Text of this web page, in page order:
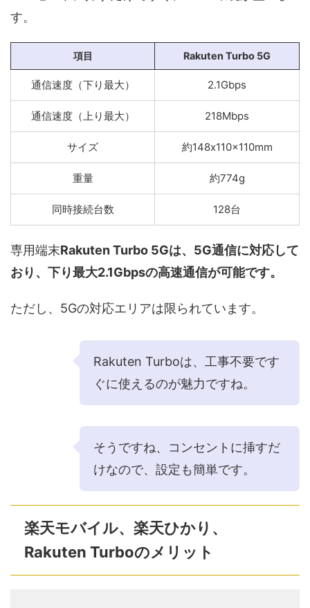
す。
項目 Rakuten Turbo 5G
通信速度（下り最大） 2.1Gbps
通信速度（上り最大） 218Mbps
サイズ 約148x110x110mm
重量 約774g
同時接続台数 128台
専用端末Rakuten Turbo 5Gは、5G通信に対応して
おり、下り最大2.1Gbpsの高速通信が可能です。
ただし、5Gの対応エリアは限られています。
Rakuten Turboは、工事不要です
ぐに使えるのが魅力ですね。
そうですね、コンセントに挿すだ
けなので、設定も簡単です。
楽天モバイル、楽天ひかり、
Rakuten Turboのメリット